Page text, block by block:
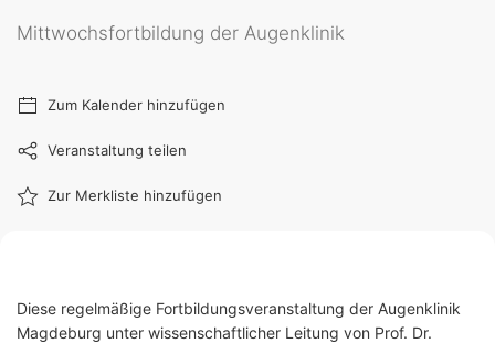
Mittwochsfortbildung der Augenklinik
Zum Kalender hinzufügen
Veranstaltung teilen
Zur Merkliste hinzufügen
Diese regelmäßige Fortbildungsveranstaltung der Augenklinik
Magdeburg unter wissenschaftlicher Leitung von Prof. Dr.